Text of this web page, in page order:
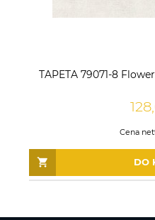
TAPETA 79071-8
Cena
DO